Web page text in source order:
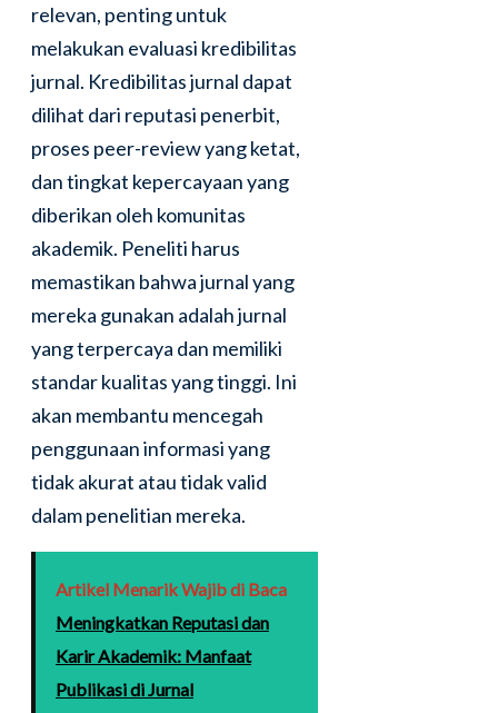
relevan, penting untuk
melakukan evaluasi kredibilitas
jurnal. Kredibilitas jurnal dapat
dilihat dari reputasi penerbit,
proses peer-review yang ketat,
dan tingkat kepercayaan yang
diberikan oleh komunitas
akademik. Peneliti harus
memastikan bahwa jurnal yang
mereka gunakan adalah jurnal
yang terpercaya dan memiliki
standar kualitas yang tinggi. Ini
akan membantu mencegah
penggunaan informasi yang
tidak akurat atau tidak valid
dalam penelitian mereka.
Artikel Menarik Wajib di Baca
Meningkatkan Reputasi dan
Karir Akademik: Manfaat
Publikasi di Jurnal